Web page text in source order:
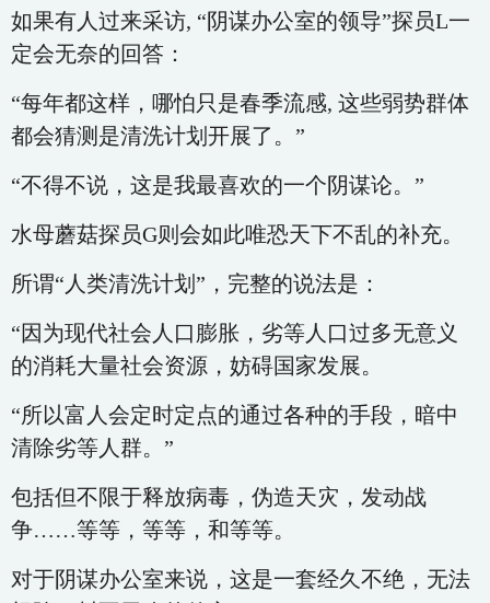
如果有人过来采访, “阴谋办公室的领导”探员L一
定会无奈的回答：
“每年都这样，哪怕只是春季流感, 这些弱势群体
都会猜测是清洗计划开展了。”
“不得不说，这是我最喜欢的一个阴谋论。”
水母蘑菇探员G则会如此唯恐天下不乱的补充。
所谓“人类清洗计划”，完整的说法是：
“因为现代社会人口膨胀，劣等人口过多无意义
的消耗大量社会资源，妨碍国家发展。
“所以富人会定时定点的通过各种的手段，暗中
清除劣等人群。”
包括但不限于释放病毒，伪造天灾，发动战
争……等等，等等，和等等。
对于阴谋办公室来说，这是一套经久不绝，无法